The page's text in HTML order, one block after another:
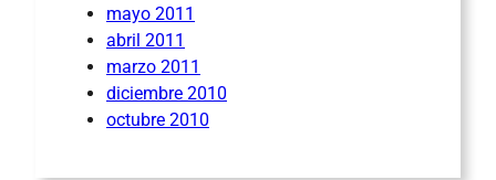
mayo 2011
abril 2011
marzo 2011
diciembre 2010
octubre 2010